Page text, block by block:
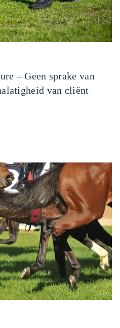
– Geen sprake van
van cliënt